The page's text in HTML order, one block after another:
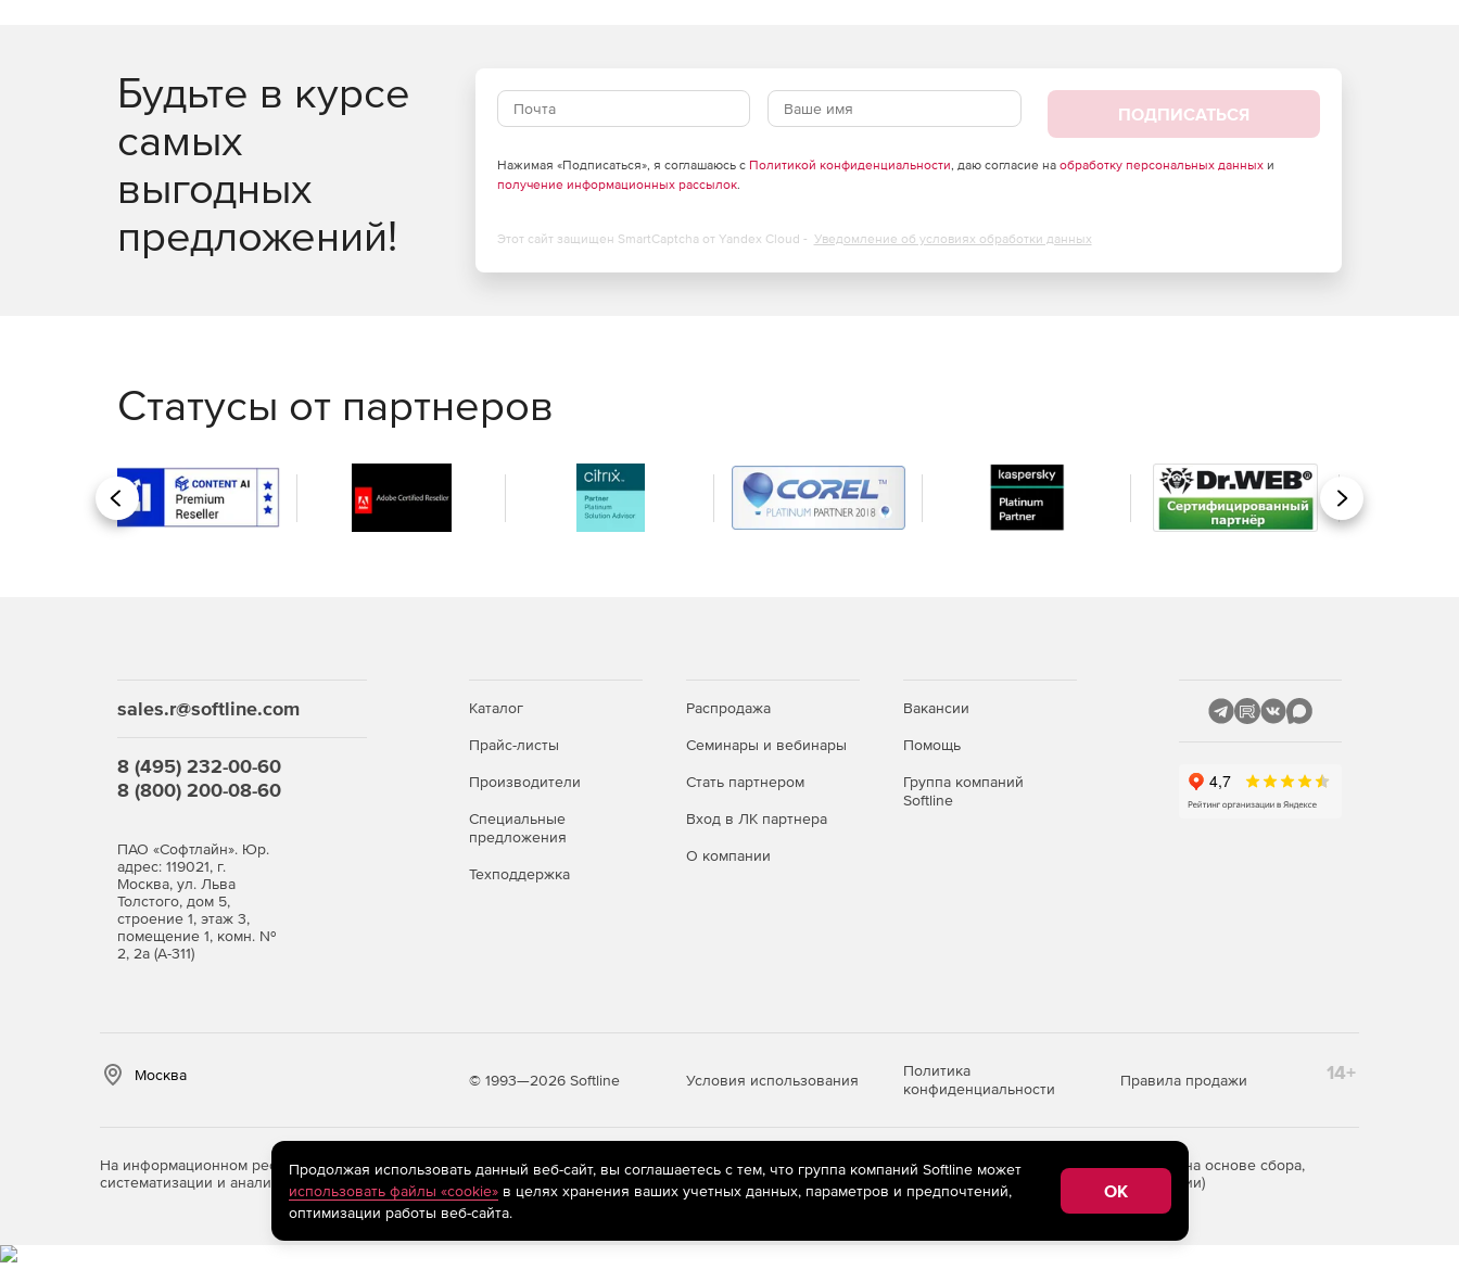
Будьте в курсе
самых
выгодных
предложений!
ПОДПИСАТЬСЯ
Нажимая «Подписаться», я соглашаюсь с Политикой конфиденциальности, даю согласие на обработку персональных данныхи
получение информационных рассылок.
Этот сайт защищен SmartCaptcha от Yandex Cloud - Уведомление об условиях обработки данных
Статусы от партнеров
Назад Вперед
sales.r@softline.com
8 (495) 232-00-60
8 (800) 200-08-60
ПАО «Софтлайн». Юр.
адрес: 119021, г.
Москва, ул. Льва
Толстого, дом 5,
строение 1, этаж 3,
помещение 1, комн. №
2, 2а (А-311)
Каталог
Прайс-листы
Производители
Специальные
предложения
Техподдержка
Распродажа
Семинары и вебинары
Стать партнером
Вход в ЛК партнера
О компании
Вакансии
Помощь
Группа компаний
Softline
Москва © 1993—2026 Softline Условия использования
Политика
конфиденциальности
Правила продажи 14+
На информационном ресурсе store.softline.ru применяютсярекомендательные технологии(информационные технологии предоставления информации на основе сбора,
систематизации и анализа сведений, относящихся к предпочтениям пользователей сети «Интернет», находящихся на территории Российской Федерации)
Продолжая использовать данный веб-сайт, вы соглашаетесь с тем, что группа компаний Softline может
использовать файлы «cookie»в целях хранения ваших учетных данных, параметров и предпочтений,
оптимизации работы веб-сайта.
OK